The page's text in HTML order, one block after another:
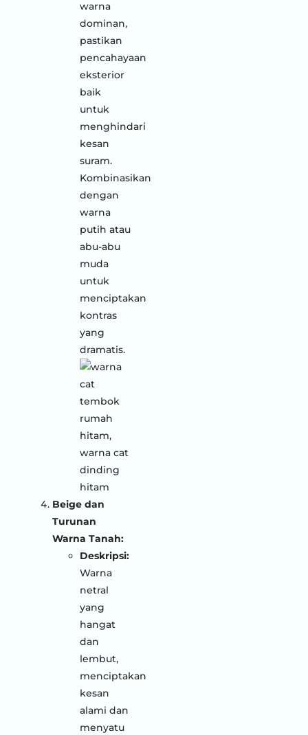
warna
dominan,
pastikan
pencahayaan
eksterior
baik
untuk
menghindari
kesan
suram.
Kombinasikan
dengan
warna
putih atau
abu-abu
muda
untuk
menciptakan
kontras
yang
dramatis.
Beige dan
Turunan
Warna Tanah:
Deskripsi:
Warna
netral
yang
hangat
dan
lembut,
menciptakan
kesan
alami dan
menyatu